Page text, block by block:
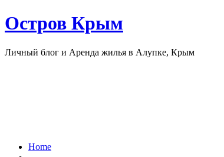
Остров Крым
Личный блог и Аренда жилья в Алупке, Крым
Home